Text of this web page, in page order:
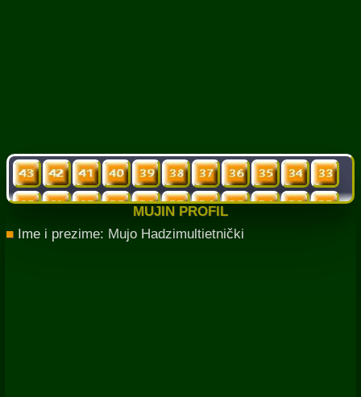
MUJIN PROFIL
■ Ime i prezime: Mujo Hadzimultietnički